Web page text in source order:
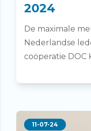
2024
De maximale
Nederlandse
coöperatie DOC
11-07-24